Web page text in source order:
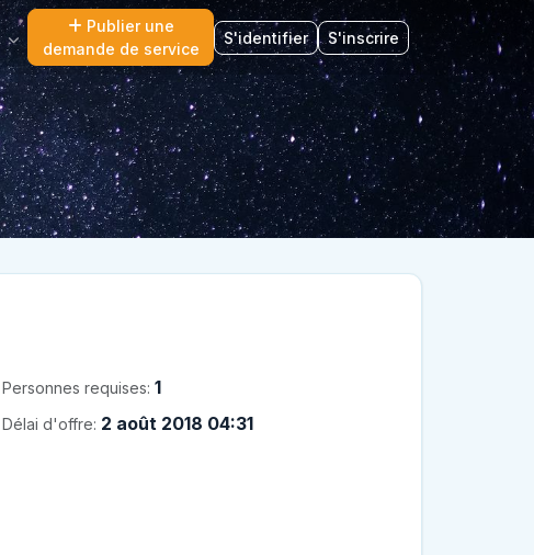
Publier une
demande de service
S'identifier S'inscrire
Personnes requises: 1
Délai d'offre: 2 août 2018 04:31